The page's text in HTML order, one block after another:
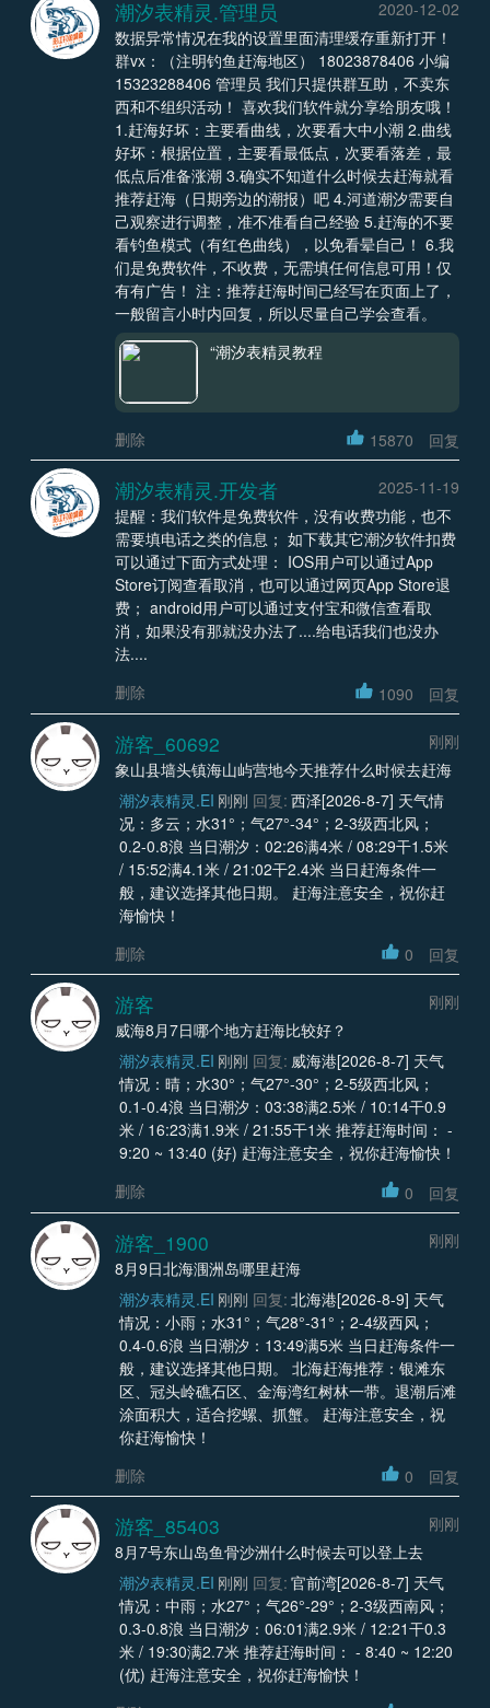
潮汐表精灵.管理员
2020-12-02
数据异常情况在我的设置里面清理缓存重新打开！
群vx：（注明钓鱼赶海地区） 18023878406 小编
15323288406 管理员 我们只提供群互助，不卖东
西和不组织活动！ 喜欢我们软件就分享给朋友哦！
1.赶海好坏：主要看曲线，次要看大中小潮 2.曲线
好坏：根据位置，主要看最低点，次要看落差，最
低点后准备涨潮 3.确实不知道什么时候去赶海就看
推荐赶海（日期旁边的潮报）吧 4.河道潮汐需要自
己观察进行调整，准不准看自己经验 5.赶海的不要
看钓鱼模式（有红色曲线），以免看晕自己！ 6.我
们是免费软件，不收费，无需填任何信息可用！仅
有有广告！ 注：推荐赶海时间已经写在页面上了，
一般留言小时内回复，所以尽量自己学会查看。
“潮汐表精灵教程
删除 15870 回复
潮汐表精灵.开发者
2025-11-19
提醒：我们软件是免费软件，没有收费功能，也不
需要填电话之类的信息； 如下载其它潮汐软件扣费
可以通过下面方式处理： IOS用户可以通过App
Store订阅查看取消，也可以通过网页App Store退
费； android用户可以通过支付宝和微信查看取
消，如果没有那就没办法了....给电话我们也没办
法....
删除
1090 回复
游客_60692
刚刚
象山县墙头镇海山屿营地今天推荐什么时候去赶海
潮汐表精灵.EI 刚刚 回复: 西泽[2026-8-7] 天气情
况：多云；水31°；气27°-34°；2-3级西北风；
0.2-0.8浪 当日潮汐：02:26满4米 / 08:29干1.5米
/ 15:52满4.1米 / 21:02干2.4米 当日赶海条件一
般，建议选择其他日期。 赶海注意安全，祝你赶
海愉快！
删除
0 回复
游客
刚刚
威海8月7日哪个地方赶海比较好？
潮汐表精灵.EI 刚刚 回复: 威海港[2026-8-7] 天气
情况：晴；水30°；气27°-30°；2-5级西北风；
0.1-0.4浪 当日潮汐：03:38满2.5米 / 10:14干0.9
米 / 16:23满1.9米 / 21:55干1米 推荐赶海时间： -
9:20 ~ 13:40 (好) 赶海注意安全，祝你赶海愉快！
删除
0 回复
游客_1900
刚刚
8月9日北海涠洲岛哪里赶海
潮汐表精灵.EI 刚刚 回复: 北海港[2026-8-9] 天气
情况：小雨；水31°；气28°-31°；2-4级西风；
0.4-0.6浪 当日潮汐：13:49满5米 当日赶海条件一
般，建议选择其他日期。 北海赶海推荐：银滩东
区、冠头岭礁石区、金海湾红树林一带。退潮后滩
涂面积大，适合挖螺、抓蟹。 赶海注意安全，祝
你赶海愉快！
删除
0 回复
游客_85403
刚刚
8月7号东山岛鱼骨沙洲什么时候去可以登上去
潮汐表精灵.EI 刚刚 回复: 官前湾[2026-8-7] 天气
情况：中雨；水27°；气26°-29°；2-3级西南风；
0.3-0.8浪 当日潮汐：06:01满2.9米 / 12:21干0.3
米 / 19:30满2.7米 推荐赶海时间： - 8:40 ~ 12:20
(优) 赶海注意安全，祝你赶海愉快！